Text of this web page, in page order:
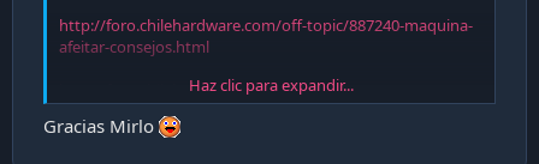
http://foro.chilehardware.com/off-topic/887240-maquina-
afeitar-consejos.html
http://foro.chilehardware.com/off-topic/1057800-
afeitadoras-electricas.html
Haz clic para expandir...
Gracias Mirlo